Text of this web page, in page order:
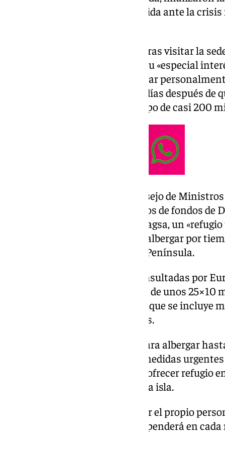
de mejorar la respuesta de acogida ante la
En declaraciones a los medios tras visitar la
(Almería), Robles ha recalcado su «especial
espacio al que se llegó a desplazar
Defensa en marzo de este año, días después
durante unos diez días a un grupo de casi 200
Apenas un mes después el Consejo de
inversión de 1,3 millones de euros de fondos
islote, a través de la sociedad Tragsa, un
ampliar las instalaciones para albergar por
llegan antes de su traslado a la Península.
Según fuentes de la Armada consultadas por
consisten en una nave modular de unos
en hasta cinco estancias en las que se incluye
ventilación, iluminación y aseos.
La estructura está preparada para albergar
cuatro días, en base al plan de medidas
«semipermanente» con las que ofrecer refugio
dignas» para quienes lleguen a la isla.
La instalación será atendida por el propio
isla de Alborán, cuya entidad dependerá en